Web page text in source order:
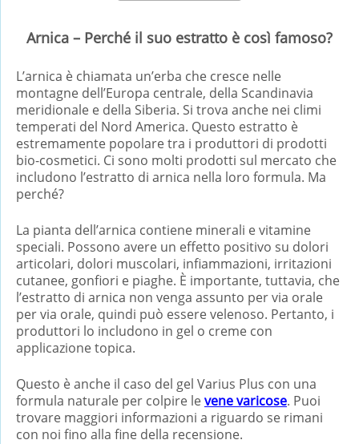
Arnica – Perché il suo estratto è così famoso?
L’arnica è chiamata un’erba che cresce nelle
montagne dell’Europa centrale, della Scandinavia
meridionale e della Siberia. Si trova anche nei climi
temperati del Nord America. Questo estratto è
estremamente popolare tra i produttori di prodotti
bio-cosmetici. Ci sono molti prodotti sul mercato che
includono l’estratto di arnica nella loro formula. Ma
perché?
La pianta dell’arnica contiene minerali e vitamine
speciali. Possono avere un effetto positivo su dolori
articolari, dolori muscolari, infiammazioni, irritazioni
cutanee, gonfiori e piaghe. È importante, tuttavia, che
l’estratto di arnica non venga assunto per via orale
per via orale, quindi può essere velenoso. Pertanto, i
produttori lo includono in gel o creme con
applicazione topica.
Questo è anche il caso del gel Varius Plus con una
formula naturale per colpire levene varicose. Puoi
trovare maggiori informazioni a riguardo se rimani
con noi fino alla fine della recensione.